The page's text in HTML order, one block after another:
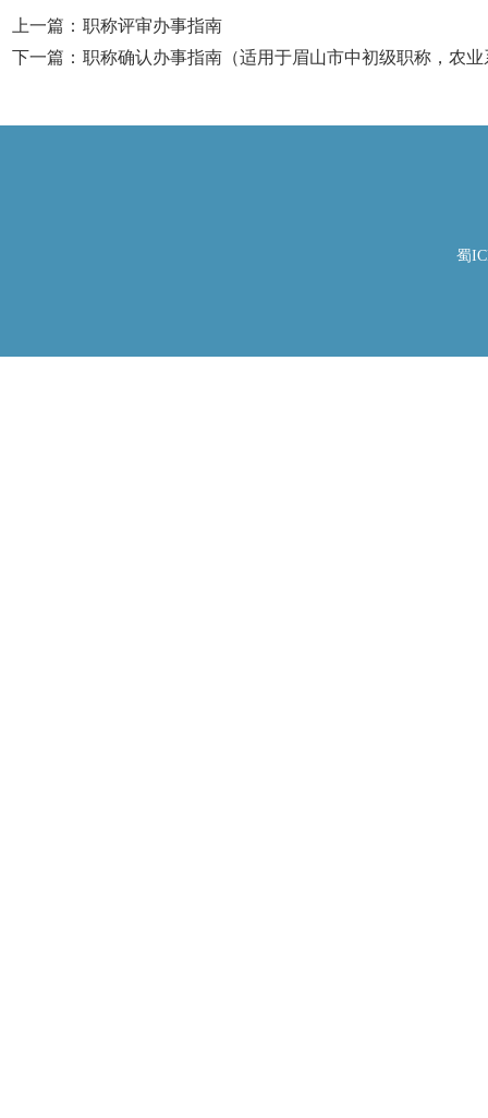
上一篇： 职称评审办事指南
下一篇： 职称确认办事指南（适用于眉山市中初级职称，农
蜀